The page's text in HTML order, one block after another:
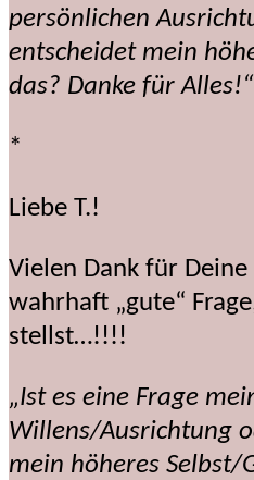
persönlichen
entscheidet mein
das? Danke für Alles!“
*
Liebe T.!
Vielen Dank für
wahrhaft „gute“
stellst…!!!!
„Ist es eine Frage
Willens/Ausrichtung
mein höheres Selbst/